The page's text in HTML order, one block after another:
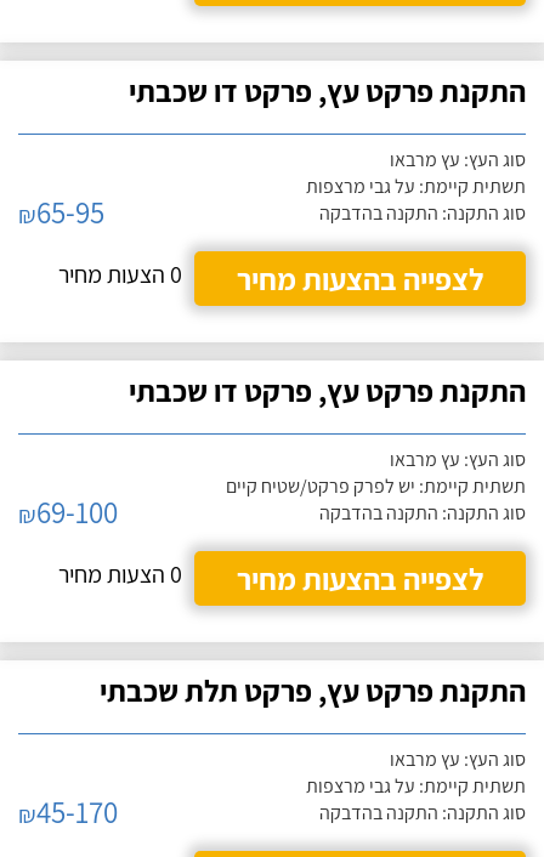
התקנת פרקט עץ, פרקט דו שכבתי
סוג העץ: עץ מרבאו
תשתית קיימת: על גבי מרצפות
סוג התקנה: התקנה בהדבקה
₪65-95
לצפייה בהצעות מחיר
0 הצעות מחיר
התקנת פרקט עץ, פרקט דו שכבתי
סוג העץ: עץ מרבאו
תשתית קיימת: יש לפרק פרקט/שטיח קיים
סוג התקנה: התקנה בהדבקה
₪69-100
לצפייה בהצעות מחיר
0 הצעות מחיר
התקנת פרקט עץ, פרקט תלת שכבתי
סוג העץ: עץ מרבאו
תשתית קיימת: על גבי מרצפות
סוג התקנה: התקנה בהדבקה
₪45-170